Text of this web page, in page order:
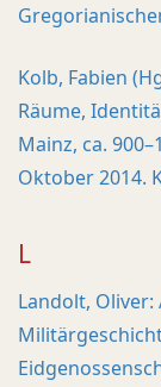
Kolb, Fabien
Räume,
Mainz, ca.
Oktober 2014.
L
Landolt,